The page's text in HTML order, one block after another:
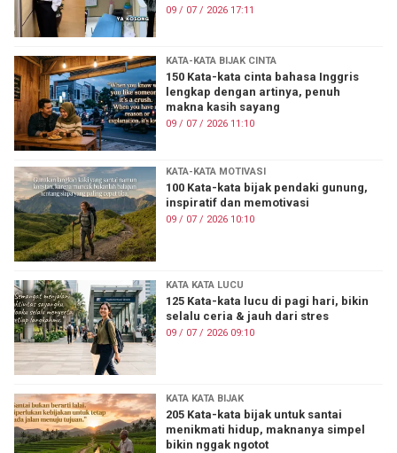
09 / 07 / 2026 17:11
KATA-KATA BIJAK CINTA
150 Kata-kata cinta bahasa Inggris
lengkap dengan artinya, penuh
makna kasih sayang
09 / 07 / 2026 11:10
KATA-KATA MOTIVASI
100 Kata-kata bijak pendaki gunung,
inspiratif dan memotivasi
09 / 07 / 2026 10:10
KATA KATA LUCU
125 Kata-kata lucu di pagi hari, bikin
selalu ceria & jauh dari stres
09 / 07 / 2026 09:10
KATA KATA BIJAK
205 Kata-kata bijak untuk santai
menikmati hidup, maknanya simpel
bikin nggak ngotot